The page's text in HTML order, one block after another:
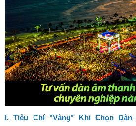
I. Tiêu Chí "Vàng" Khi Chọn Dàn